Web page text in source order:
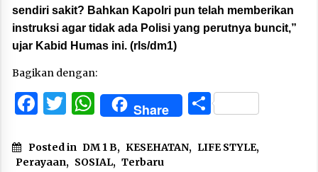
sendiri sakit? Bahkan Kapolri pun telah memberikan
instruksi agar tidak ada Polisi yang perutnya buncit,”
ujar Kabid Humas ini. (rls/dm1)
Bagikan dengan:
Facebook
Twitter
WhatsApp
Share Share
Posted in DM 1 B, KESEHATAN, LIFE STYLE,
Perayaan, SOSIAL, Terbaru